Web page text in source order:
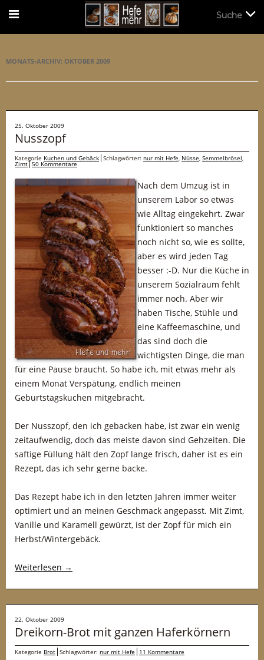
MONATS-ARCHIV: OKTOBER 2009
25. Oktober 2009
Nusszopf
Kategorie Kuchen und Gebäck Schlagwörter: nur mit Hefe, Nüsse, Semmelbrösel,
Zimt 50 Kommentare
Nach dem Umzug ist in
unserem Labor so etwas
wie Alltag eingekehrt. Zwar
funktioniert so manches
noch nicht so, wie es sollte,
aber es wird jeden Tag
besser :-D. Nur die Küche in
unserem Sozialraum fehlt
immer noch. Aber wir
haben Tische, Stühle und
eine Kaffeemaschine, und
das sind doch die
wichtigsten Dinge, die man
für eine Pause braucht. So habe ich, mit etwas mehr als
einem Monat Verspätung, endlich meinen
Geburtstagskuchen mitgebracht.
Der Nusszopf, den ich gebacken habe, ist zwar ein wenig
zeitaufwendig, doch das meiste davon sind Gehzeiten. Die
saftige Füllung hält den Zopf lange frisch, daher ist es ein
Rezept, das ich sehr gerne backe.
Das Rezept habe ich in den letzten Jahren immer weiter
optimiert und an meinen Geschmack angepasst. Mit Zimt,
Vanille und Karamell gewürzt, ist der Zopf für mich ein
Herbst/Wintergebäck.
Weiterlesen →
22. Oktober 2009
Dreikorn-Brot mit ganzen Haferkörnern
Kategorie Brot Schlagwörter: nur mit Hefe 11 Kommentare
Suche
Suche